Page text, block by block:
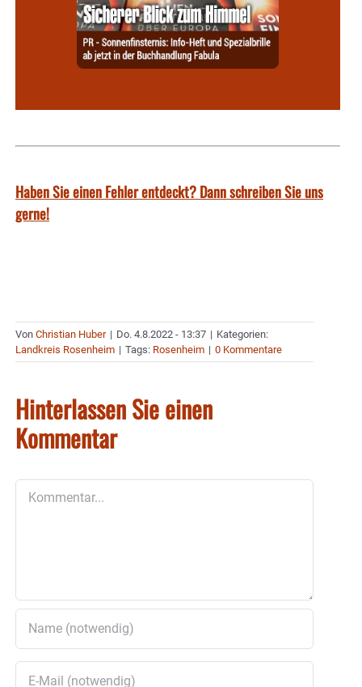
Haben Sie einen Fehler entdeckt? Dann schreiben Sie uns
gerne!
Von Christian Huber | Do. 4.8.2022 - 13:37 | Kategorien:
Landkreis Rosenheim | Tags: Rosenheim | 0 Kommentare
Hinterlassen Sie einen
Kommentar